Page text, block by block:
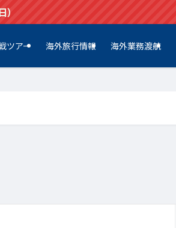
ツアー 海外旅行情報 海外業務渡航